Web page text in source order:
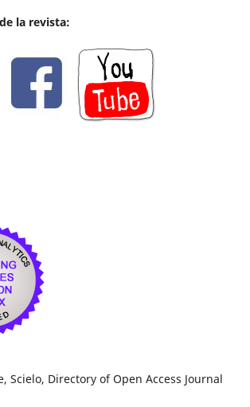
la revista:
Scielo, Directory of Open Access Journal